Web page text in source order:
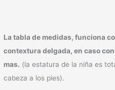
La tabla de medidas, funciona
contextura delgada, en caso
mas. (la estatura de la niña es
cabeza a los pies).